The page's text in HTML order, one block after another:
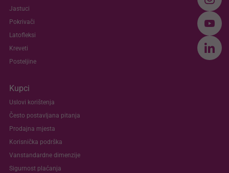
Jastuci
Pokrivači
Latofleksi
Kreveti
Posteljine
Kupci
Uslovi korištenja
Često postavljana pitanja
Prodajna mjesta
Korisnička podrška
Vanstandardne dimenzije
Sigurnost plaćanja